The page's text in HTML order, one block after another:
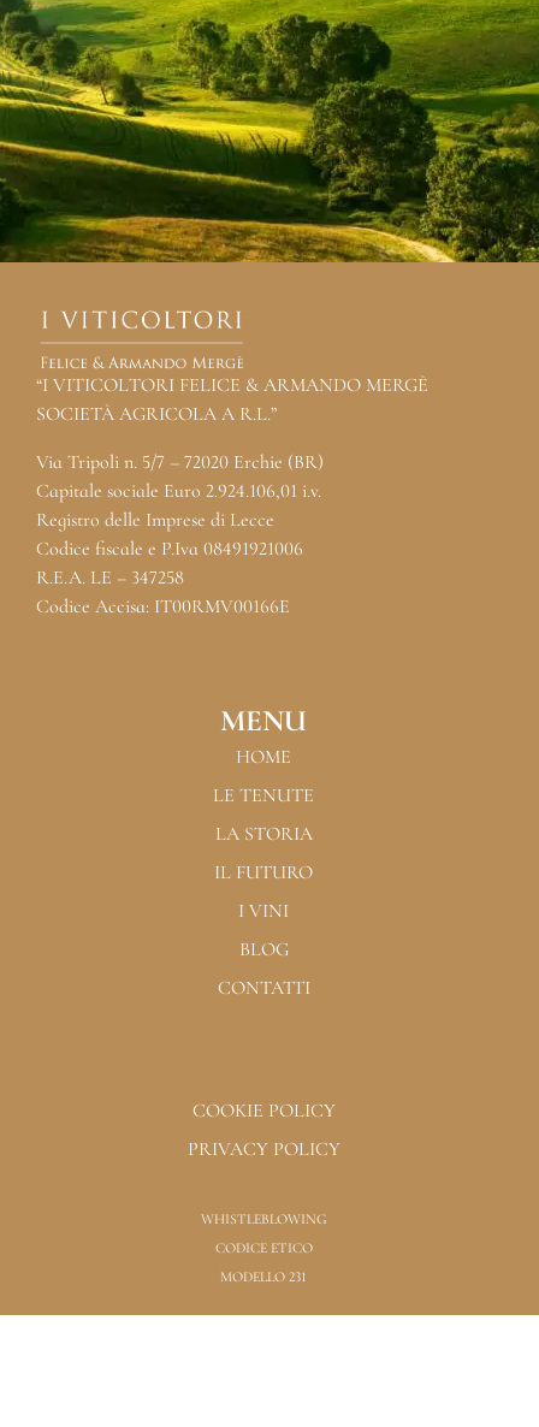
“I VITICOLTORI FELICE & ARMANDO MERGÈ
SOCIETÀ AGRICOLA A R.L.”
Via Tripoli n. 5/7 – 72020 Erchie (BR)
Capitale sociale Euro 2.924.106,01 i.v.
Registro delle Imprese di Lecce
Codice fiscale e P.Iva 08491921006
R.E.A. LE – 347258
Codice Accisa: IT00RMV00166E
MENU
HOME
LE TENUTE
LA STORIA
IL FUTURO
I VINI
BLOG
CONTATTI
COOKIE POLICY
PRIVACY POLICY
WHISTLEBLOWING
CODICE ETICO
MODELLO 231